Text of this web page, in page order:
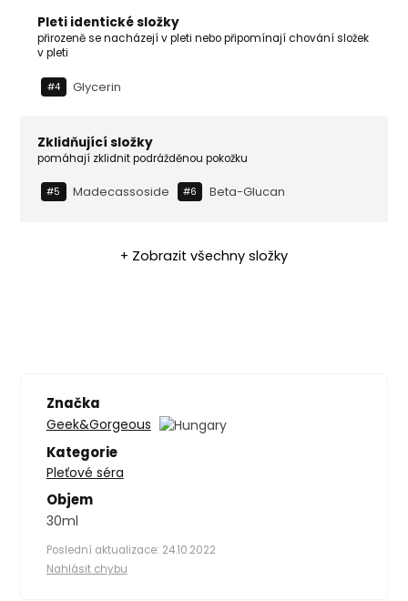
Pleti identické složky
přirozeně se nacházejí v pleti nebo připomínají chování složek
v pleti
#4 Glycerin
Zklidňující složky
pomáhají zklidnit podrážděnou pokožku
#5 Madecassoside #6 Beta-Glucan
+ Zobrazit všechny složky
Značka
Geek&Gorgeous
Kategorie
Pleťové séra
Objem
30ml
Poslední aktualizace: 24.10.2022
Nahlásit chybu